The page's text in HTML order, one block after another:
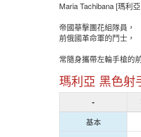
Maria Tachibana [瑪利亞
帝國華擊團花組隊員，
前俄國革命軍的鬥士，
常隨身攜帶左輪手槍的
瑪利亞 黑色射
-
基本